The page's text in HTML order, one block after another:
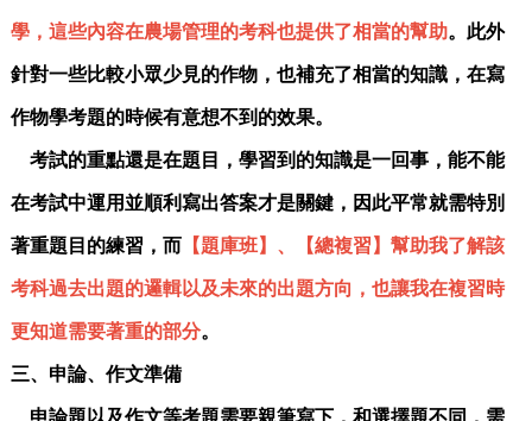
學，這些內容在農場管理的考科也提供了相當的幫助。此外
針對一些比較小眾少見的作物，也補充了相當的知識，在寫
作物學考題的時候有意想不到的效果。
考試的重點還是在題目，學習到的知識是一回事，能不能
在考試中運用並順利寫出答案才是關鍵，因此平常就需特別
著重題目的練習，而【題庫班】、【總複習】幫助我了解該
考科過去出題的邏輯以及未來的出題方向，也讓我在複習時
更知道需要著重的部分。
三、申論、作文準備
申論題以及作文等考題需要親筆寫下，和選擇題不同，需